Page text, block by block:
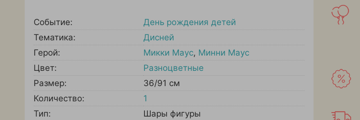
Событие:
День рождения детей
Тематика:
Дисней
Герой:
Микки Маус, Минни Маус
Цвет:
Разноцветные
Размер:
36/91 см
Количество:
1
Тип:
Шары фигуры